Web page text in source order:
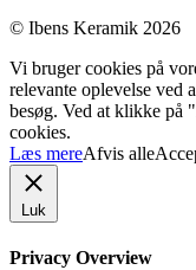
© Ibens Keramik 2026
Vi bruger cookies på
relevante oplevelse ved
besøg. Ved at klikke på
cookies.
Læs mereAfvis alle
Luk
Privacy Overview